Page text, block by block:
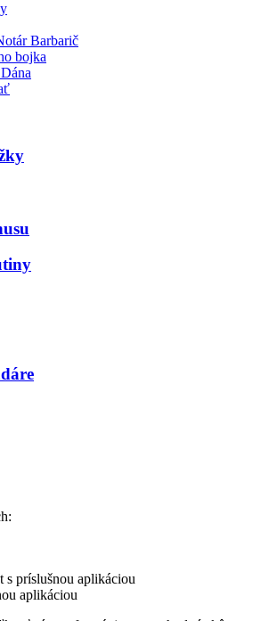
Barbarič
bojka
s príslušnou aplikáciou
aplikáciou